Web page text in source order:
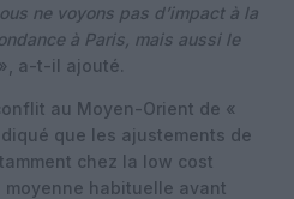
ne voyons pas d’impact à la
à Paris, mais aussi le
», a-t-il ajouté.
au Moyen-Orient de «
que les ajustements de
chez la low cost
habituelle avant